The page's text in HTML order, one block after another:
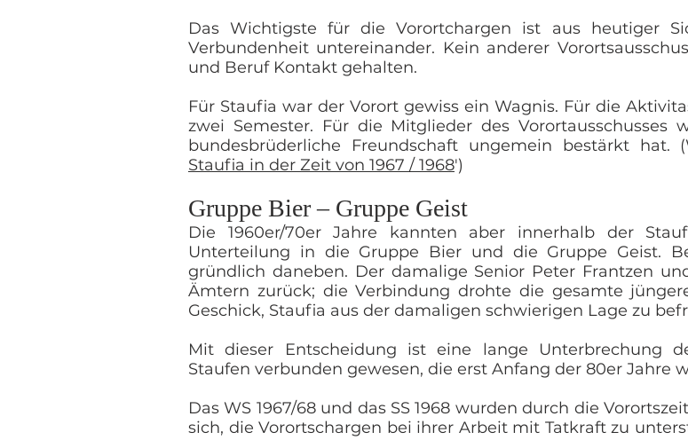
Das Wichtigste für die Vorortchargen ist aus heutiger
Verbundenheit untereinander. Kein anderer
und Beruf Kontakt gehalten.
Für Staufia war der Vorort gewiss ein Wagnis. Für die
zwei Semester. Für die Mitglieder des Vorortausschusses
bundesbrüderliche Freundschaft ungemein bestärkt hat.
Staufia in der Zeit von 1967 / 1968')
Gruppe Bier – Gruppe Geist
Die 1960er/70er Jahre kannten aber innerhalb der
Unterteilung in die Gruppe Bier und die Gruppe Geist.
gründlich daneben. Der damalige Senior Peter Frantzen
Ämtern zurück; die Verbindung drohte die gesamte
Geschick, Staufia aus der damaligen schwierigen Lage zu
Mit dieser Entscheidung ist eine lange Unterbrechung
Staufen verbunden gewesen, die erst Anfang der 80er Jahre
Das WS 1967/68 und das SS 1968 wurden durch die
sich, die Vorortschargen bei ihrer Arbeit mit Tatkraft zu